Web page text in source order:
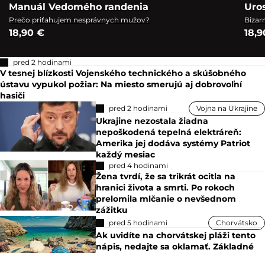
Manuál Vedomého randenia
Prečo priťahujem nesprávnych mužov?
18,90 €
pred 2 hodinami
V tesnej blízkosti Vojenského technického a skúšobného
ústavu vypukol požiar: Na miesto smerujú aj dobrovoľní
hasiči
pred 2 hodinami Vojna na Ukrajine
Ukrajine nezostala žiadna
nepoškodená tepelná elektráreň:
Amerika jej dodáva systémy Patriot
každý mesiac
pred 4 hodinami
Žena tvrdí, že sa trikrát ocitla na
hranici života a smrti. Po rokoch
prelomila mlčanie o nevšednom
zážitku
pred 5 hodinami Chorvátsko
Ak uvidíte na chorvátskej pláži tento
nápis, nedajte sa oklamať. Základné